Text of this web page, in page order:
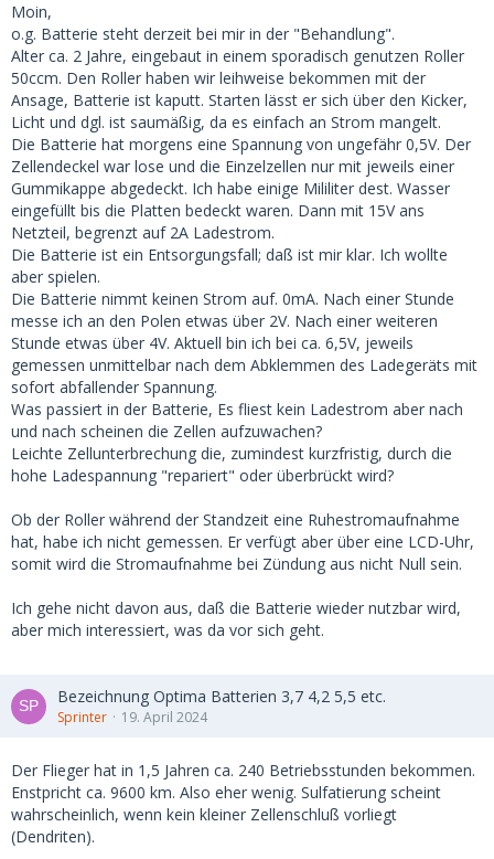
Moin,
o.g. Batterie steht derzeit bei mir in der "Behandlung".
Alter ca. 2 Jahre, eingebaut in einem sporadisch genutzen Roller
50ccm. Den Roller haben wir leihweise bekommen mit der
Ansage, Batterie ist kaputt. Starten lässt er sich über den Kicker,
Licht und dgl. ist saumäßig, da es einfach an Strom mangelt.
Die Batterie hat morgens eine Spannung von ungefähr 0,5V. Der
Zellendeckel war lose und die Einzelzellen nur mit jeweils einer
Gummikappe abgedeckt. Ich habe einige Mililiter dest. Wasser
eingefüllt bis die Platten bedeckt waren. Dann mit 15V ans
Netzteil, begrenzt auf 2A Ladestrom.
Die Batterie ist ein Entsorgungsfall; daß ist mir klar. Ich wollte
aber spielen.
Die Batterie nimmt keinen Strom auf. 0mA. Nach einer Stunde
messe ich an den Polen etwas über 2V. Nach einer weiteren
Stunde etwas über 4V. Aktuell bin ich bei ca. 6,5V, jeweils
gemessen unmittelbar nach dem Abklemmen des Ladegeräts mit
sofort abfallender Spannung.
Was passiert in der Batterie, Es fliest kein Ladestrom aber nach
und nach scheinen die Zellen aufzuwachen?
Leichte Zellunterbrechung die, zumindest kurzfristig, durch die
hohe Ladespannung "repariert" oder überbrückt wird?
Ob der Roller während der Standzeit eine Ruhestromaufnahme
hat, habe ich nicht gemessen. Er verfügt aber über eine LCD-Uhr,
somit wird die Stromaufnahme bei Zündung aus nicht Null sein.
Ich gehe nicht davon aus, daß die Batterie wieder nutzbar wird,
aber mich interessiert, was da vor sich geht.
Bezeichnung Optima Batterien 3,7 4,2 5,5 etc.
Sprinter 19. April 2024
Der Flieger hat in 1,5 Jahren ca. 240 Betriebsstunden bekommen.
Enstpricht ca. 9600 km. Also eher wenig. Sulfatierung scheint
wahrscheinlich, wenn kein kleiner Zellenschluß vorliegt
(Dendriten).